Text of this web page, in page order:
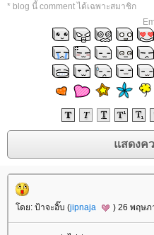
* blog นี้ comment ได้เฉพาะสมาชิก
ดย: ป้าจะอิ๊บ (jipnaja ) 26 พฤษภ